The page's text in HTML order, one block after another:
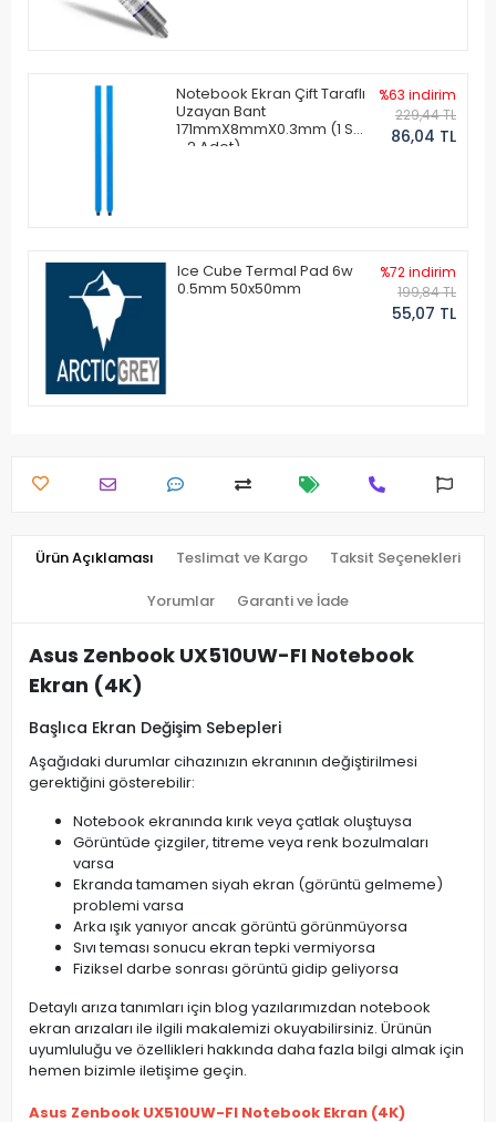
Notebook Ekran Çift Taraflı
Uzayan Bant
171mmX8mmX0.3mm (1 Set
- 2 Adet)
%63 indirim
229,44 TL
86,04 TL
Ice Cube Termal Pad 6w
0.5mm 50x50mm
%72 indirim
199,84 TL
55,07 TL
Ürün Açıklaması Teslimat ve Kargo Taksit Seçenekleri
Yorumlar Garanti ve İade
Asus Zenbook UX510UW-FI Notebook
Ekran (4K)
Başlıca Ekran Değişim Sebepleri
Aşağıdaki durumlar cihazınızın ekranının değiştirilmesi
gerektiğini gösterebilir:
Notebook ekranında kırık veya çatlak oluştuysa
Görüntüde çizgiler, titreme veya renk bozulmaları
varsa
Ekranda tamamen siyah ekran (görüntü gelmeme)
problemi varsa
Arka ışık yanıyor ancak görüntü görünmüyorsa
Sıvı teması sonucu ekran tepki vermiyorsa
Fiziksel darbe sonrası görüntü gidip geliyorsa
Detaylı arıza tanımları için blog yazılarımızdan notebook
ekran arızaları ile ilgili makalemizi okuyabilirsiniz. Ürünün
uyumluluğu ve özellikleri hakkında daha fazla bilgi almak için
hemen bizimle iletişime geçin.
Asus Zenbook UX510UW-FI Notebook Ekran (4K)